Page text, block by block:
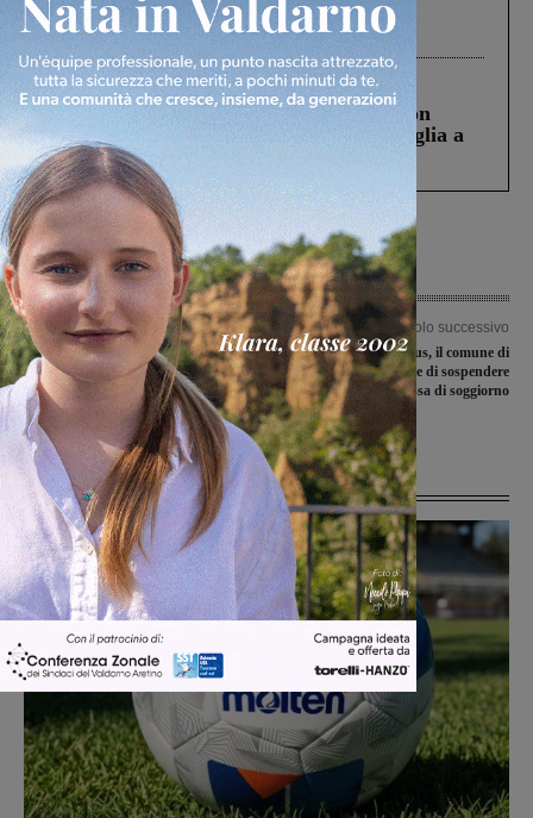
Gianni, Giulia e Franco. Lo schianto, il
processo, lo stop ai sorpassi fra tir....
Cronaca 3 Agosto 2026
Scomparso da una struttura di Castiglion
Fiorentino l’uomo che aveva ucciso la figlia a
Levane nel 2020
Articolo precedente
Sperimentazione in piazza Ficino:
“Auspicabile un immediato
ripensamento da parte del vice
Sindaco e di tutta la Giunta”
Articolo successivo
Effetto coronavirus, il comune di
Laterina Pergine decide di sospendere
la tassa di soggiorno
Ultime Notizie